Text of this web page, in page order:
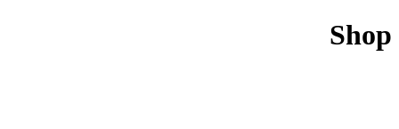
Shop